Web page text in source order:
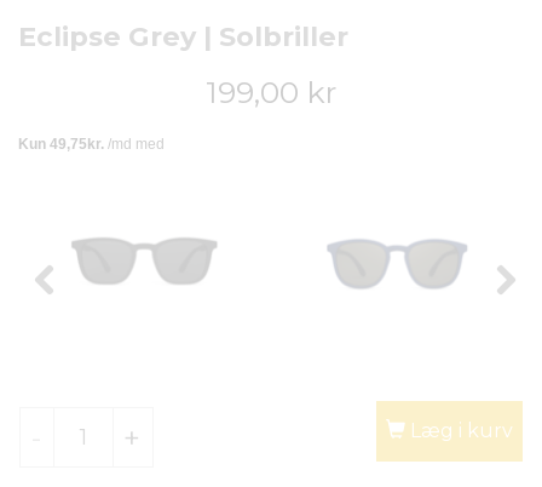
Eclipse Grey | Solbriller
199,00 kr
Læg i kurv